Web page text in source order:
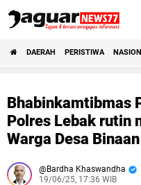
DAERAH PERISTIWA
Bhabinkamtibmas
Polres Lebak rutin
Warga Desa Binaan
Bardha Khaswandha
19/06/25, 17:36 WIB